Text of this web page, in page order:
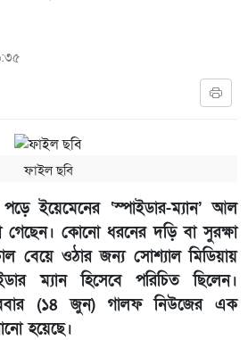
ফাইল ছবি
পড়ে ইয়েমেনের ‘স্পাইডার-ম্যান’ আল
গেছেন। কোনো ধরনের দড়ি বা সুরক্ষা
বেয়ে ওঠার জন্য সোশ্যাল মিডিয়ায়
ম্যান হিসেবে পরিচিত ছিলেন।
(১৪ জুন) গালফ নিউজের এক
হয়েছে।